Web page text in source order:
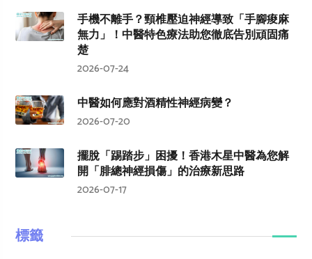
手機不離手？頸椎壓迫神經導致「手腳痠麻
無力」！中醫特色療法助您徹底告別頑固痛
楚
2026-07-24
中醫如何應對酒精性神經病變？
2026-07-20
擺脫「踢踏步」困擾！香港木星中醫為您解
開「腓總神經損傷」的治療新思路
2026-07-17
標籤